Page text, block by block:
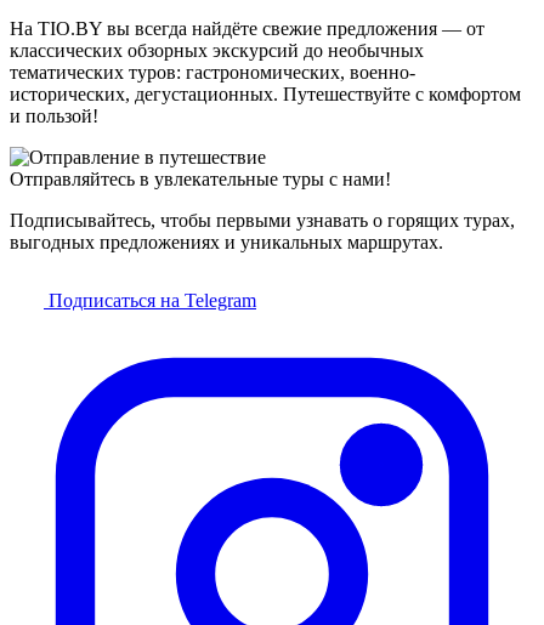
На TIO.BY вы всегда найдёте свежие предложения — от
классических обзорных экскурсий до необычных
тематических туров: гастрономических, военно-
исторических, дегустационных. Путешествуйте с комфортом
и пользой!
Отправляйтесь в увлекательные туры с нами!
Подписывайтесь, чтобы первыми узнавать о горящих турах,
выгодных предложениях и уникальных маршрутах.
Подписаться на Telegram